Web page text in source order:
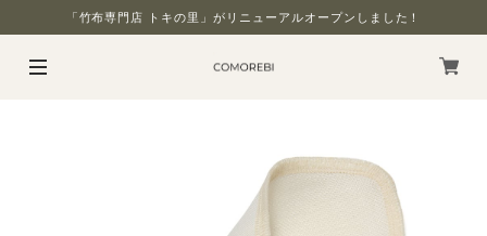
「竹布専門店 トキの里」がリニューアルオープンしました！